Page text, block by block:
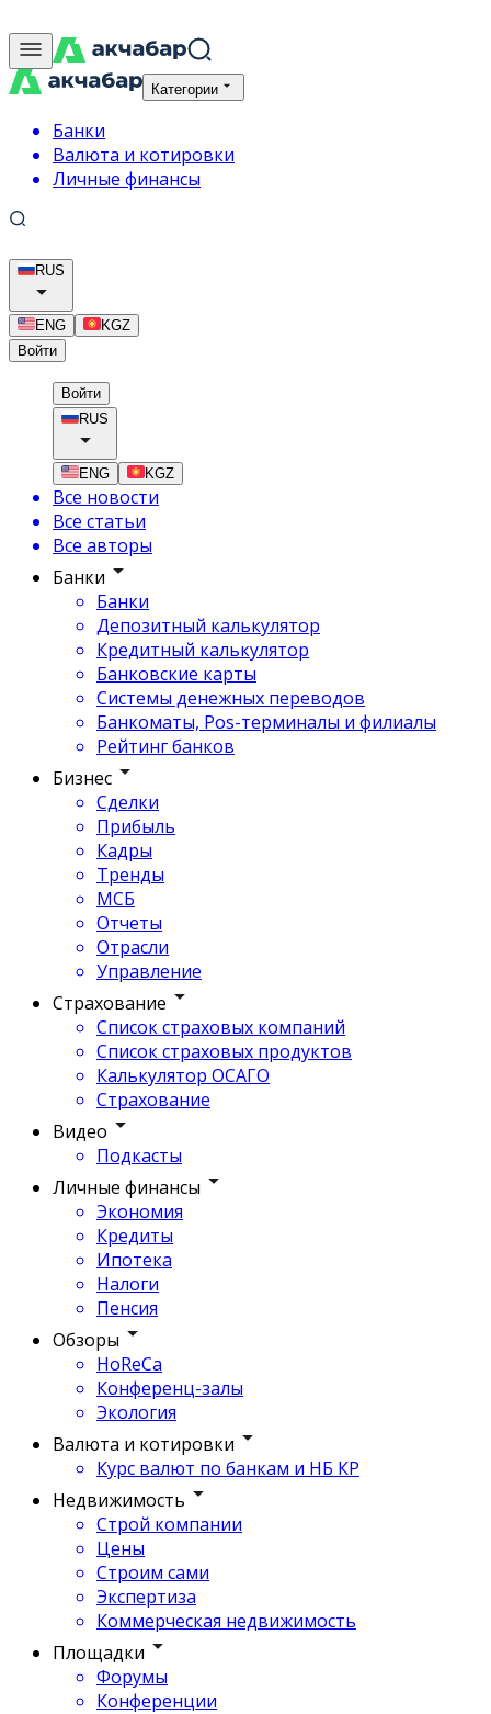
Категории
Банки
Валюта и котировки
Личные финансы
RUS
ENG
KGZ
Войти
Войти
RUS
ENG KGZ
Все новости
Все статьи
Все авторы
Банки
Банки
Депозитный калькулятор
Кредитный калькулятор
Банковские карты
Системы денежных переводов
Банкоматы, Pos-терминалы и филиалы
Рейтинг банков
Бизнес
Сделки
Прибыль
Кадры
Тренды
МСБ
Отчеты
Отрасли
Управление
Страхование
Список страховых компаний
Список страховых продуктов
Калькулятор ОСАГО
Страхование
Видео
Подкасты
Личные финансы
Экономия
Кредиты
Ипотека
Налоги
Пенсия
Обзоры
HoReCa
Конференц-залы
Экология
Валюта и котировки
Курс валют по банкам и НБ КР
Недвижимость
Строй компании
Цены
Строим сами
Экспертиза
Коммерческая недвижимость
Площадки
Форумы
Конференции